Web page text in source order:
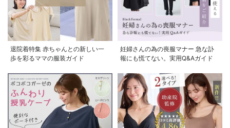
退院着特集 赤ちゃんとの新しい一
歩を彩るママの服装ガイド
妊婦さんの為の喪服マナー 急な訃
報にも慌てない。実用Q&Aガイド